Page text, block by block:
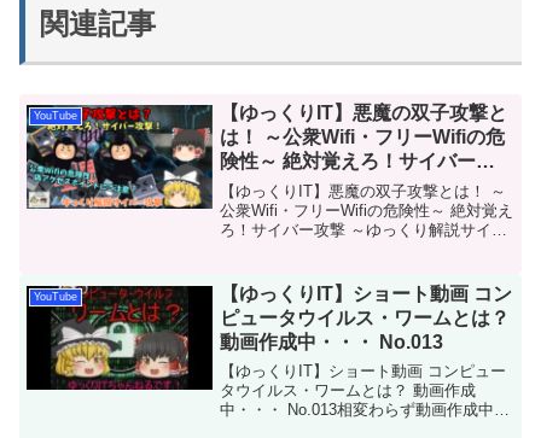
関連記事
YouTube
【ゆっくりIT】悪魔の双子攻撃と
は！ ～公衆Wifi・フリーWifiの危
険性～ 絶対覚えろ！サイバー攻
撃 ～ゆっくり解説サイバー攻撃
～ No.074
【ゆっくりIT】悪魔の双子攻撃とは！ ～
公衆Wifi・フリーWifiの危険性～ 絶対覚え
ろ！サイバー攻撃 ～ゆっくり解説サイバ
悪魔の双子攻撃は別...
YouTube
【ゆっくりIT】ショート動画 コン
ピュータウイルス・ワームとは？
動画作成中・・・ No.013
【ゆっくりIT】ショート動画 コンピュー
タウイルス・ワームとは？ 動画作成
中・・・ No.013相変わらず動画作成中に